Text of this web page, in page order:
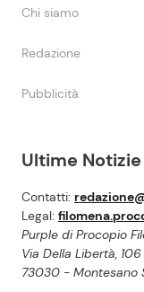
Ultime
Contatti:
Legal:
Purple di Procopio
Via Della Libertà, 106
73030 - Montesano
Chi siamo
Redazione
Pubblicità